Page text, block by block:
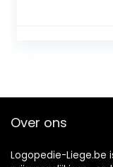
Over ons
Logopedie-Liege.be